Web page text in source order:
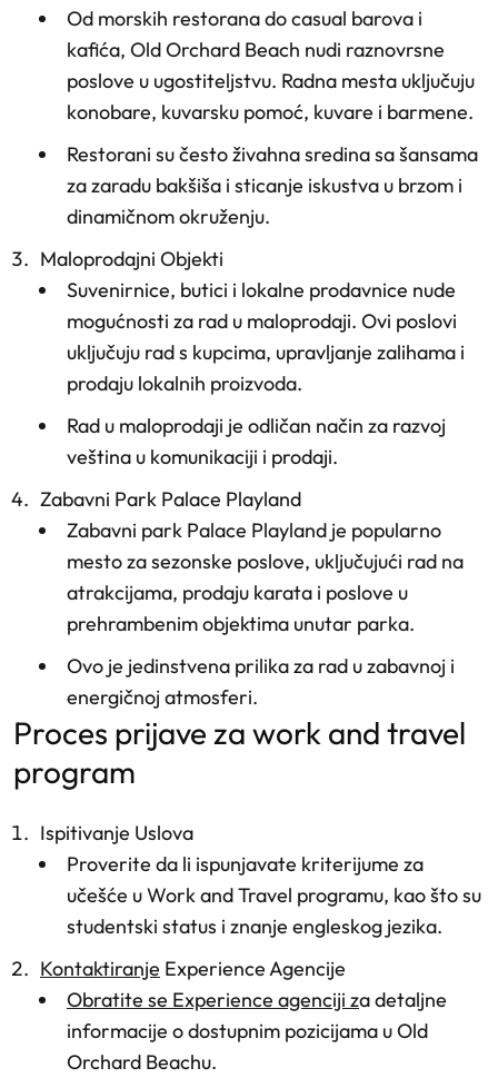
Od morskih restorana do casual barova i
kafića, Old Orchard Beach nudi raznovrsne
poslove u ugostiteljstvu. Radna mesta uključuju
konobare, kuvarsku pomoć, kuvare i barmene.
Restorani su često živahna sredina sa šansama
za zaradu bakšiša i sticanje iskustva u brzom i
dinamičnom okruženju.
Maloprodajni Objekti
Suvenirnice, butici i lokalne prodavnice nude
mogućnosti za rad u maloprodaji. Ovi poslovi
uključuju rad s kupcima, upravljanje zalihama i
prodaju lokalnih proizvoda.
Rad u maloprodaji je odličan način za razvoj
veština u komunikaciji i prodaji.
Zabavni Park Palace Playland
Zabavni park Palace Playland je popularno
mesto za sezonske poslove, uključujući rad na
atrakcijama, prodaju karata i poslove u
prehrambenim objektima unutar parka.
Ovo je jedinstvena prilika za rad u zabavnoj i
energičnoj atmosferi.
proces prijave za work and travel
program
Ispitivanje Uslova
Proverite da li ispunjavate kriterijume za
učešće u Work and Travel programu, kao što su
studentski status i znanje engleskog jezika.
Kontaktiranje Experience Agencije
Obratite se Experience agenciji za detaljne
informacije o dostupnim pozicijama u Old
Orchard Beachu.